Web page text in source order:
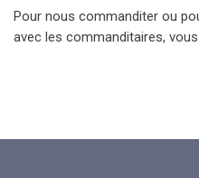
Pour nous commanditer ou
avec les commanditaires,